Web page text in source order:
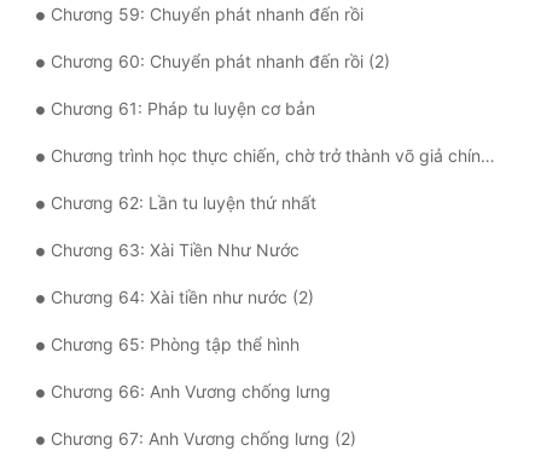
Chương 59: Chuyển phát nhanh đến rồi
Chương 60: Chuyển phát nhanh đến rồi (2)
Chương 61: Pháp tu luyện cơ bản
Chương trình học thực chiến, chờ trở thành võ giả chính thức mới có thể truyền thụ, bao gồm quyền pháp, thối công, vũ khí lạnh...
Chương 62: Lần tu luyện thứ nhất
Chương 63: Xài Tiền Như Nước
Chương 64: Xài tiền như nước (2)
Chương 65: Phòng tập thể hình
Chương 66: Anh Vương chống lưng
Chương 67: Anh Vương chống lưng (2)